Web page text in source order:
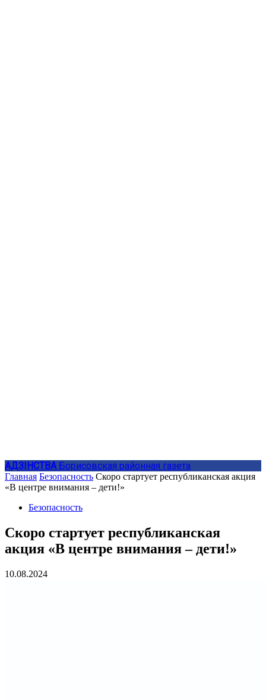
АДЗIНСТВА Борисовская районная газета
Главная Безопасность Скоро стартует республиканская акция
«В центре внимания – дети!»
Безопасность
Скоро стартует республиканская
акция «В центре внимания – дети!»
10.08.2024